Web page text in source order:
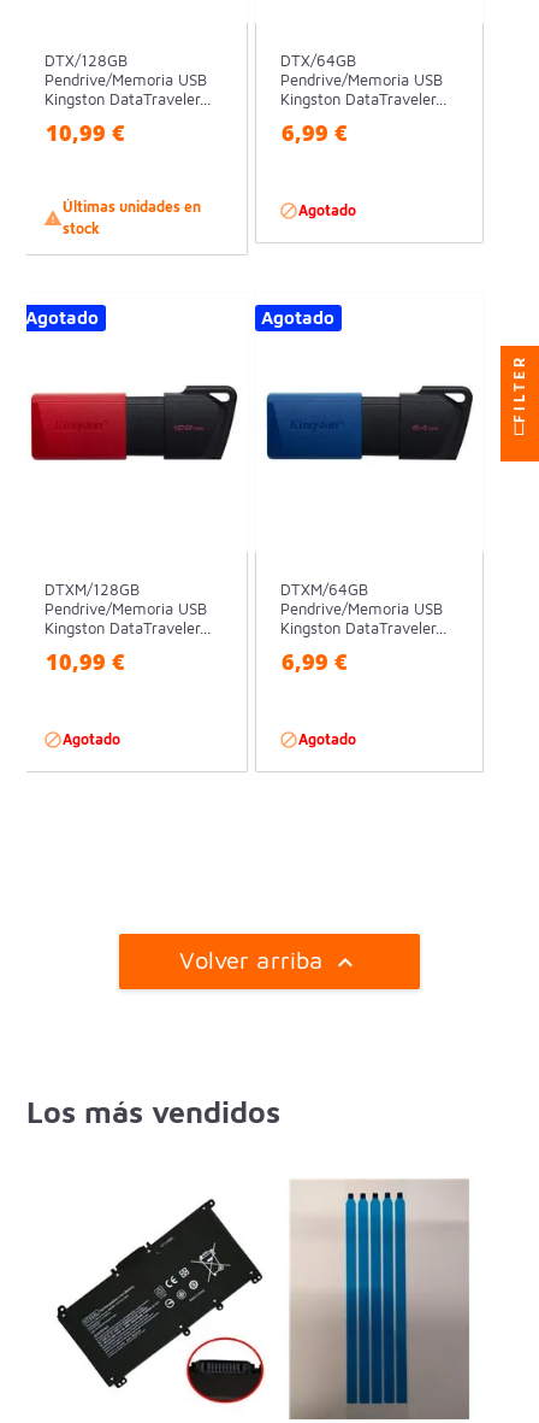
DTX/128GB
Pendrive/Memoria USB
Kingston DataTraveler...
10,99 €

Últimas unidades en
stock
DTX/64GB
Pendrive/Memoria USB
Kingston DataTraveler...
6,99 €
Agotado
DTXM/128GB
Pendrive/Memoria USB
Kingston DataTraveler...
10,99 €
Agotado
Agotado
DTXM/64GB
Pendrive/Memoria USB
Kingston DataTraveler...
6,99 €
Agotado
Agotado
Volver arriba 
Los más vendidos
FILTER